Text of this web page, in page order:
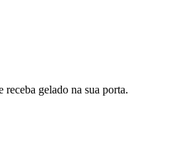
gelado na sua porta.